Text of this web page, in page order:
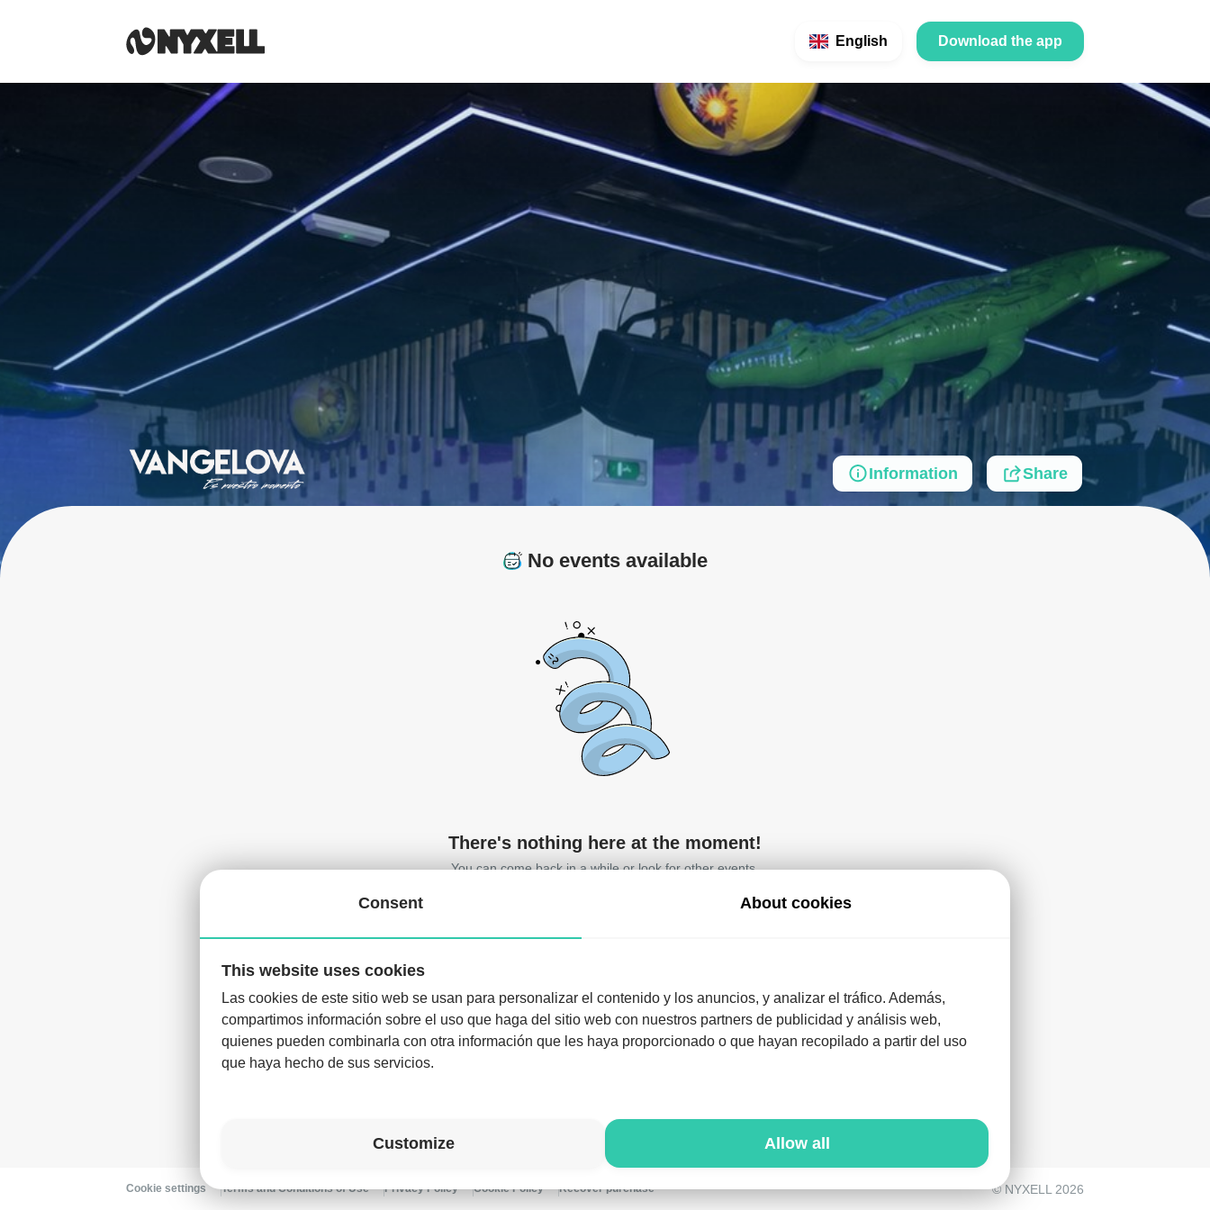
English Download the app
Information Share
No events available
There's nothing here at the moment!
You can come back in a while or look for other events.
Download the app and enjoy the night like never before
Cookie settings Terms and Conditions of Use Privacy Policy Cookie Policy Recover purchase © NYXELL 2026
Consent About cookies
This website uses cookies
Las cookies de este sitio web se usan para personalizar el contenido y los anuncios, y analizar el tráfico. Además,
compartimos información sobre el uso que haga del sitio web con nuestros partners de publicidad y análisis web,
quienes pueden combinarla con otra información que les haya proporcionado o que hayan recopilado a partir del uso
que haya hecho de sus servicios.
Allow all
Customize